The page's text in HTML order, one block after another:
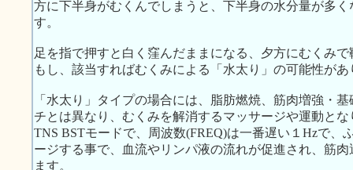
方に下半身がむくんでしまうと、下半身の水分量が多
す。
足を指で押すと白く窪んだままになる、夕方にむくみ
もし、該当すればむくみによる「水太り」の可能性があ
「水太り」タイプの場合には、脂肪燃焼、筋肉増強・
チとは異なり、むくみを解消するマッサージや運動とな
TNS BSTモードで、周波数(FREQ)は一番遅い１Hzで、
ージする事で、血流やリンパ液の流れが促進され、筋
ます。